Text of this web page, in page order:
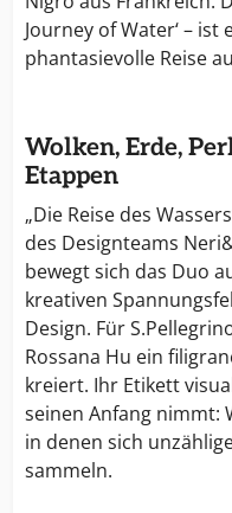
Journey of Water‘ –
phantasievolle Reise
Wolken, Erde,
Etappen
„Die Reise des
des Designteams
bewegt sich das Duo
kreativen
Design. Für
Rossana Hu ein
kreiert. Ihr Etikett
seinen Anfang nimmt:
in denen sich
sammeln.